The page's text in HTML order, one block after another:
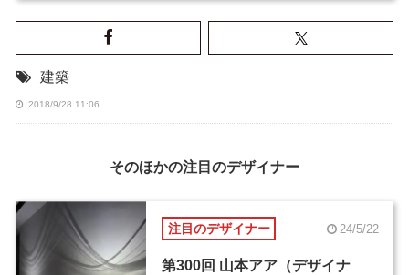
建築
2018/9/28 11:06
そのほかの注目のデザイナー
注目のデザイナー 24/5/22
第300回 山本アア（デザイナ